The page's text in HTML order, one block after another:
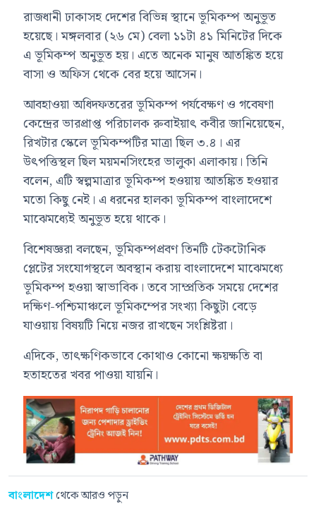
রাজধানী ঢাকাসহ দেশের বিভিন্ন স্থানে ভূমিকম্প অনুভূত
হয়েছে। মঙ্গলবার (২৬ মে) বেলা ১১টা ৪১ মিনিটের দিকে
এ ভূমিকম্প অনুভূত হয়। এতে অনেক মানুষ আতঙ্কিত হয়ে
বাসা ও অফিস থেকে বের হয়ে আসেন।
আবহাওয়া অধিদফতরের ভূমিকম্প পর্যবেক্ষণ ও গবেষণা
কেন্দ্রের ভারপ্রাপ্ত পরিচালক রুবাইয়াৎ কবীর জানিয়েছেন,
রিখটার স্কেলে ভূমিকম্পটির মাত্রা ছিল ৩.৪। এর
উৎপত্তিস্থল ছিল ময়মনসিংহের ভালুকা এলাকায়। তিনি
বলেন, এটি স্বল্পমাত্রার ভূমিকম্প হওয়ায় আতঙ্কিত হওয়ার
মতো কিছু নেই। এ ধরনের হালকা ভূমিকম্প বাংলাদেশে
মাঝেমধ্যেই অনুভূত হয়ে থাকে।
বিশেষজ্ঞরা বলছেন, ভূমিকম্পপ্রবণ তিনটি টেকটোনিক
প্লেটের সংযোগস্থলে অবস্থান করায় বাংলাদেশে মাঝেমধ্যে
ভূমিকম্প হওয়া স্বাভাবিক। তবে সাম্প্রতিক সময়ে দেশের
দক্ষিণ-পশ্চিমাঞ্চলে ভূমিকম্পের সংখ্যা কিছুটা বেড়ে
যাওয়ায় বিষয়টি নিয়ে নজর রাখছেন সংশ্লিষ্টরা।
এদিকে, তাৎক্ষণিকভাবে কোথাও কোনো ক্ষয়ক্ষতি বা
হতাহতের খবর পাওয়া যায়নি।
বাংলাদেশথেকে আরও পড়ুন